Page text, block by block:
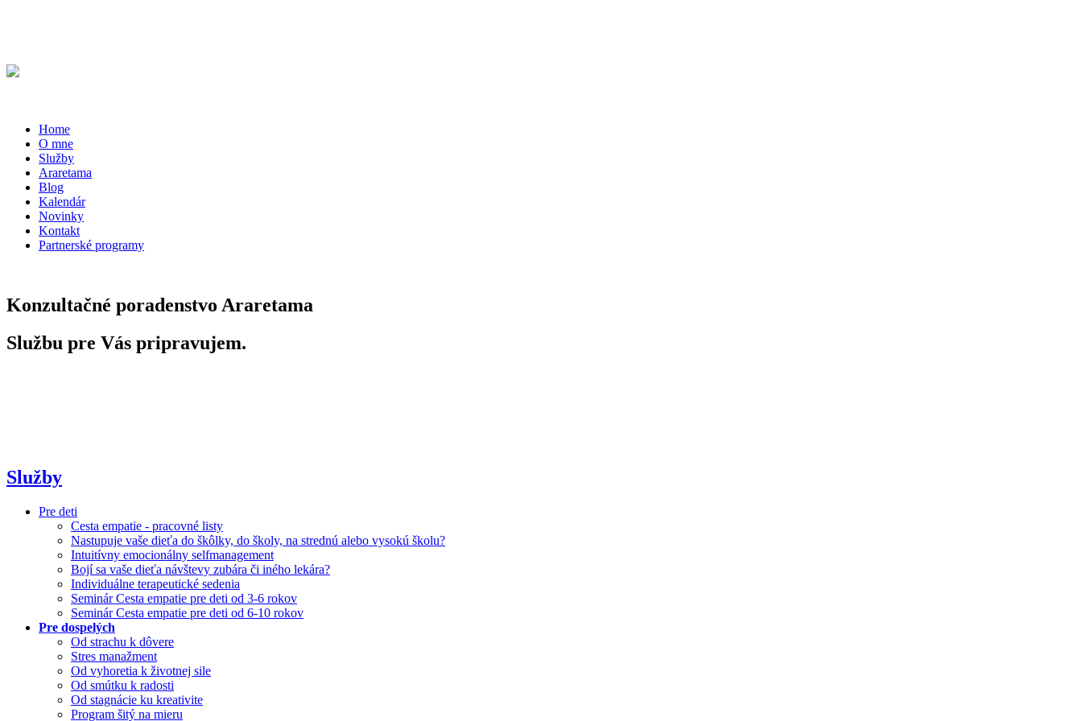
Home
O mne
Služby
Araretama
Blog
Kalendár
Novinky
Kontakt
Partnerské programy
Konzultačné poradenstvo Araretama
Službu pre Vás pripravujem.
Služby
Pre deti
Cesta empatie - pracovné listy
Nastupuje vaše dieťa do škôlky, do školy, na strednú alebo vysokú školu?
Intuitívny emocionálny selfmanagement
Bojí sa vaše dieťa návštevy zubára či iného lekára?
Individuálne terapeutické sedenia
Seminár Cesta empatie pre deti od 3-6 rokov
Seminár Cesta empatie pre deti od 6-10 rokov
Pre dospelých
Od strachu k dôvere
Stres manažment
Od vyhoretia k životnej sile
Od smútku k radosti
Od stagnácie ku kreativite
Program šitý na mieru